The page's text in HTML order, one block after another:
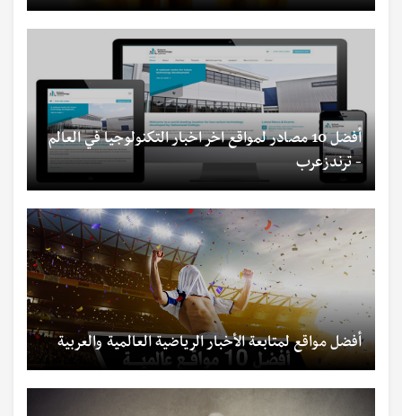
أفضل 10 مصادر لمواقع اخر اخبار التكنولوجيا في العالم
- ترندزعرب
أفضل مواقع لمتابعة الأخبار الرياضية العالمية والعربية